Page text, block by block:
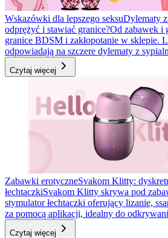
Wskazówki dla lepszego seksuDylematy
odprężyć i stawiać granice?Od zabawek i
granice BDSM i zakłopotanie w sklepie.
odpowiadają na szczere dylematy z
Czytaj więcej
Zabawki erotyczneSvakom Klitty:
łechtaczkiSvakom Klitty skrywa pod
stymulator łechtaczki oferujący lizanie,
za pomocą aplikacji, idealny do
Czytaj więcej